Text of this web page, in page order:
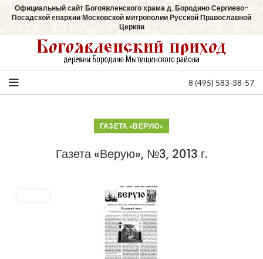
Официальный сайт Богоявленского храма д. Бородино Сергиево-
Посадской епархии Московской митрополии Русской Православной
Церкви
8 (495) 583-38-57
ГАЗЕТА «ВЕРУЮ»
Газета «Верую», №3, 2013 г.